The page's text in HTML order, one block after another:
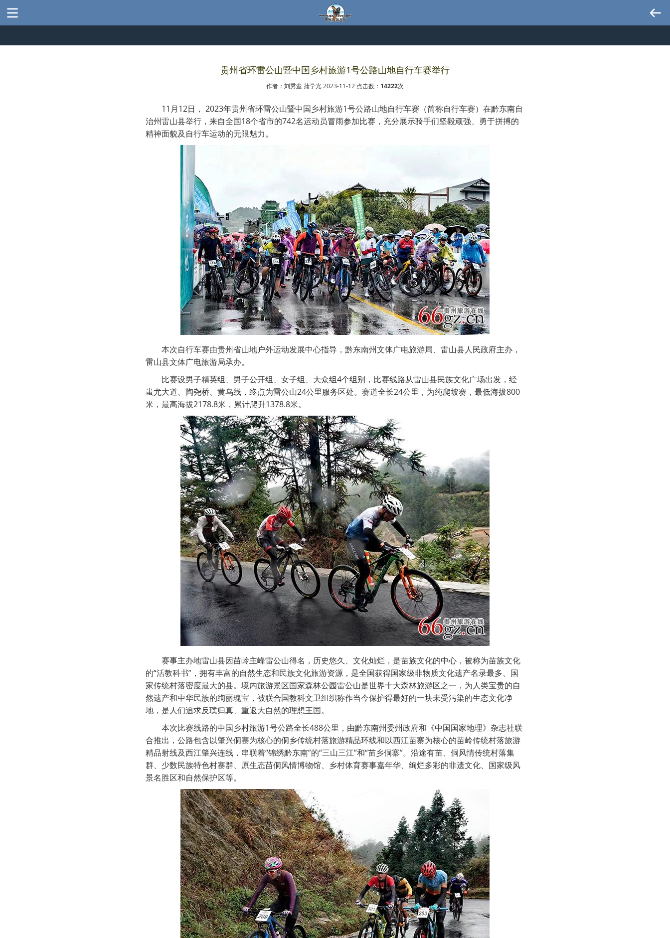
贵州省环雷公山暨中国乡村旅游1号公路山地自行车赛举行
作者：刘秀鸾 蒲学光 2023-11-12 点击数： 14222次
11月12日， 2023年贵州省环雷公山暨中国乡村旅游1号公路山地自行车赛（简称自行车赛）在黔东南自
治州雷山县举行，来自全国18个省市的742名运动员冒雨参加比赛，充分展示骑手们坚毅顽强、勇于拼搏的
精神面貌及自行车运动的无限魅力。
本次自行车赛由贵州省山地户外运动发展中心指导，黔东南州文体广电旅游局、雷山县人民政府主办，
雷山县文体广电旅游局承办。
比赛设男子精英组、男子公开组、女子组、大众组4个组别，比赛线路从雷山县民族文化广场出发，经
蚩尤大道、陶尧桥、黄乌线，终点为雷公山24公里服务区处。赛道全长24公里，为纯爬坡赛，最低海拔800
米，最高海拔2178.8米，累计爬升1378.8米。
赛事主办地雷山县因苗岭主峰雷公山得名，历史悠久、文化灿烂，是苗族文化的中心，被称为苗族文化
的“活教科书”，拥有丰富的自然生态和民族文化旅游资源，是全国获得国家级非物质文化遗产名录最多、国
家传统村落密度最大的县。境内旅游景区国家森林公园雷公山是世界十大森林旅游区之一，为人类宝贵的自
然遗产和中华民族的绚丽瑰宝，被联合国教科文卫组织称作当今保护得最好的一块未受污染的生态文化净
地，是人们追求反璞归真、重返大自然的理想王国。
本次比赛线路的中国乡村旅游1号公路全长488公里，由黔东南州委州政府和《中国国家地理》杂志社联
合推出，公路包含以肇兴侗寨为核心的侗乡传统村落旅游精品环线和以西江苗寨为核心的苗岭传统村落旅游
精品射线及西江肇兴连线，串联着“锦绣黔东南”的“三山三江”和“苗乡侗寨”。沿途有苗、侗风情传统村落集
群、少数民族特色村寨群、原生态苗侗风情博物馆、乡村体育赛事嘉年华、绚烂多彩的非遗文化、国家级风
景名胜区和自然保护区等。